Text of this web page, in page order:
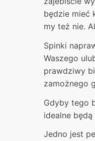
będzie mieć
my też nie.
Spinki
Waszego
prawdziwy
zamożnego
Gdyby tego
idealne
Jedno jest